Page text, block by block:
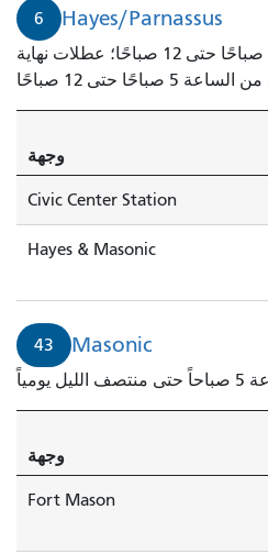
6 Hayes/Parnassus
أيام الأسبوع من الساعة 5 صباحًا حتى 12 صباحًا؛ عطلات نهاية
5 صباحًا حتى 12 صباحًا
وجهة
Civic Center Station
Hayes & Masonic
43 Masonic
يومياً
وجهة
Fort Mason